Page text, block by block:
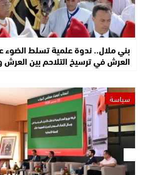
بني ملال.. ندوة علمية تسلط الضوء
العرش في ترسيخ التلاحم بين
سياسة